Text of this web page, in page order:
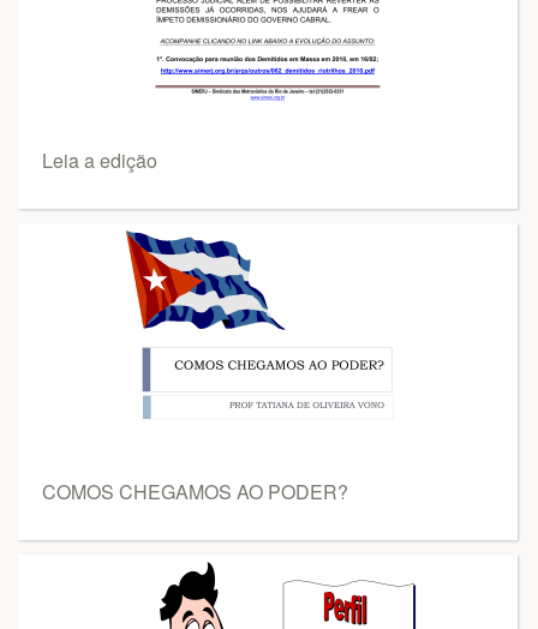
Leia a edição
COMOS CHEGAMOS AO PODER?